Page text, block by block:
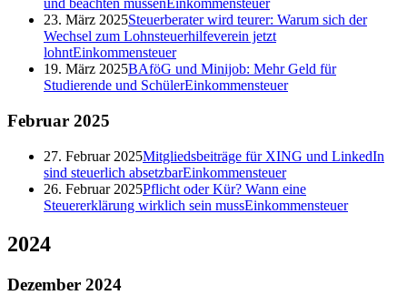
und beachten müssen Einkommensteuer
23. März 2025Steuerberater wird teurer: Warum sich der
Wechsel zum Lohnsteuerhilfeverein jetzt
lohntEinkommensteuer
19. März 2025BAföG und Minijob: Mehr Geld für
Studierende und SchülerEinkommensteuer
Februar 2025
27. Februar 2025Mitgliedsbeiträge für XING und LinkedIn
sind steuerlich absetzbarEinkommensteuer
26. Februar 2025Pflicht oder Kür? Wann eine
Steuererklärung wirklich sein mussEinkommensteuer
2024
Dezember 2024